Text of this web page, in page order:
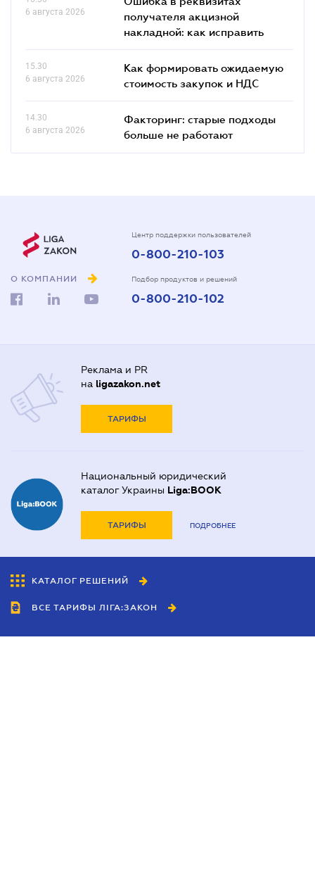
6 августа 2026
получателя акцизной
накладной: как исправить
15.30
6 августа 2026
Как формировать ожидаемую
стоимость закупок и НДС
14.30
6 августа 2026
Факторинг: старые подходы
больше не работают
О КОМПАНИИ
Центр поддержки пользователей
0-800-210-103
Подбор продуктов и решений
0-800-210-102
Реклама и PR
на ligazakon.net
ТАРИФЫ
Национальный юридический
каталог Украины Liga:BOOK
ТАРИФЫ ПОДРОБНЕЕ
КАТАЛОГ РЕШЕНИЙ
ВСЕ ТАРИФЫ ЛІГА:ЗАКОН